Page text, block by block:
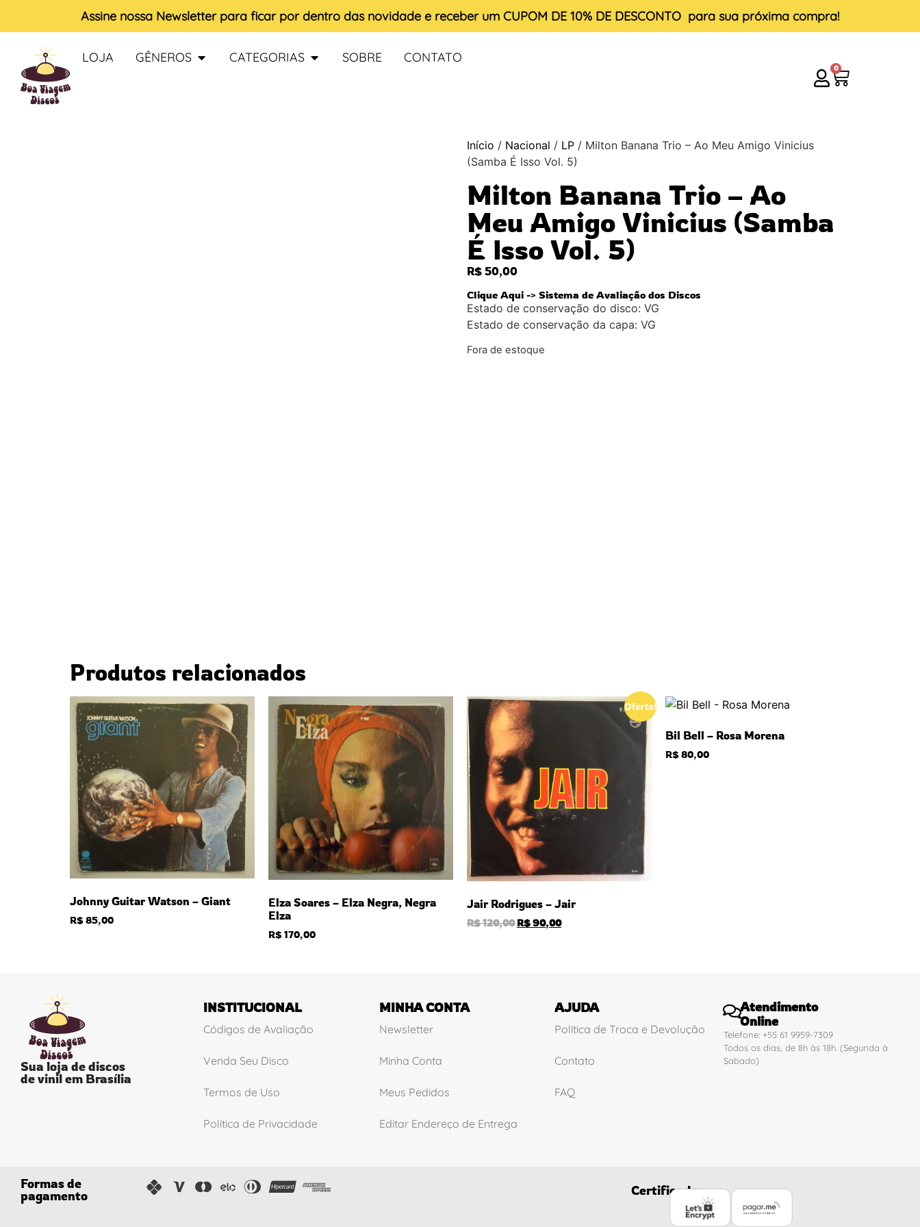
Assine nossa Newsletter para ficar por dentro das novidade e receber um CUPOM DE 10% DE DESCONTO para sua próxima compra!
LOJA GÊNEROS CATEGORIAS SOBRE CONTATO
0
Início / Nacional / LP / Milton Banana Trio – Ao Meu Amigo Vinicius
(Samba É Isso Vol. 5)
Milton Banana Trio – Ao
Meu Amigo Vinicius (Samba
É Isso Vol. 5)
R$ 50,00
Clique Aqui -> Sistema de Avaliação dos Discos
Estado de conservação do disco: VG
Estado de conservação da capa: VG
Fora de estoque
Produtos relacionados
Johnny Guitar Watson – Giant
R$85,00
Elza Soares – Elza Negra, Negra
Elza
R$170,00
Oferta!
Jair Rodrigues – Jair
R$120,00R$90,00
Bil Bell – Rosa Morena
R$80,00
Sua loja de discos
de vinil em Brasília
INSTITUCIONAL
Códigos de Avaliação
Venda Seu Disco
Termos de Uso
Política de Privacidade
MINHA CONTA
Newsletter
Minha Conta
Meus Pedidos
Editar Endereço de Entrega
AJUDA
Política de Troca e Devolução
Contato
FAQ
Atendimento
Online
Telefone: +55 61 9959-7309
Todos os dias, de 8h às 18h. (Segunda à
Sabado)
Formas de
pagamento
Certificados